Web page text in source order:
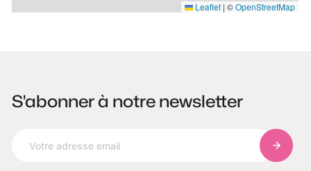
Leaflet | ©OpenStreetMap
S'abonner à notre newsletter